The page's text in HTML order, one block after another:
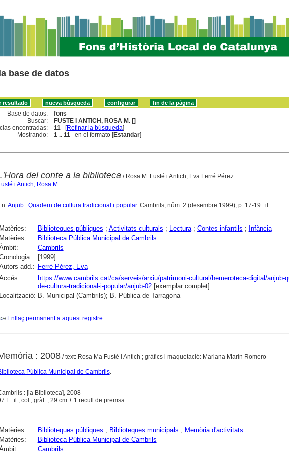
base de datos
Base de datos:
fons
Buscar:
FUSTE I ANTICH, ROSA M. []
encontradas:
11 [Refinar la búsqueda]
Mostrando:
1 .. 11 en el formato [Estandar]
del conte a la biblioteca/ Rosa M. Fusté i Antich, Eva Ferré Pérez
i Antich, Rosa M.
Anjub : Quadern de cultura tradicional i popular. Cambrils, núm. 2 (desembre 1999), p. 17-19 : il.
Matèries: Biblioteques públiques ; Activitats culturals ; Lectura; Contes infantils ; Infància
Matèries:
Biblioteca Pública Municipal de Cambrils
Cambrils
[1999]
add.:
Ferré Pérez, Eva
https://www.cambrils.cat/ca/serveis/arxiu/patrimoni-cultural/hemeroteca-digital/anjub-
de-cultura-tradicional-i-popular/anjub-02[exemplar complet]
Localització: B. Municipal (Cambrils); B. Pública de Tarragona
Enllaç permanent a aquest registre
: 2008/ text: Rosa Ma Fusté i Antich ; gràfics i maquetació: Mariana Marín Romero
Pública Municipal de Cambrils.
: [la Biblioteca], 2008
f. : il., col., gràf. ; 29 cm + 1 recull de premsa
Matèries: Biblioteques públiques ; Biblioteques municipals ; Memòria d'activitats
Matèries:
Biblioteca Pública Municipal de Cambrils
Cambrils